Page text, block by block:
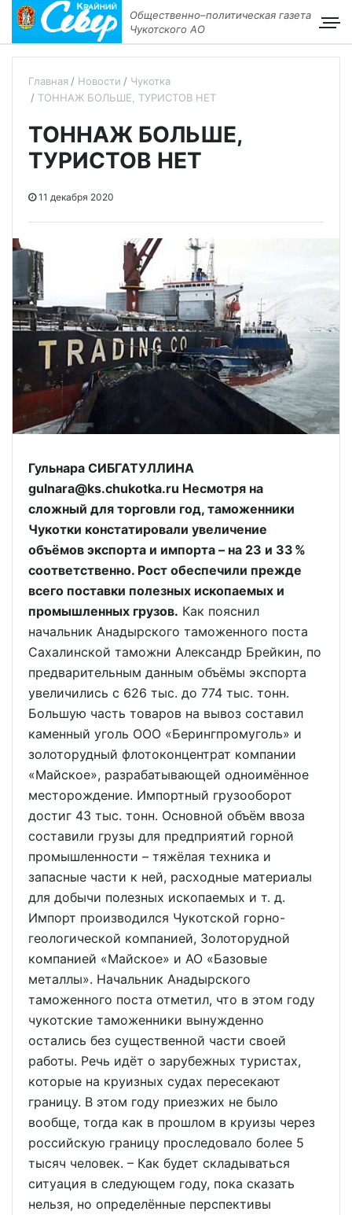
Общественно–политическая газета
Чукотского АО
Главная Новости
Чукотка
ТОННАЖ БОЛЬШЕ, ТУРИСТОВ НЕТ
ТОННАЖ БОЛЬШЕ,
ТУРИСТОВ НЕТ
11 декабря 2020
Гульнара СИБГАТУЛЛИНА
gulnara@ks.chukotka.ru Несмотря на
сложный для торговли год, таможенники
Чукотки констатировали увеличение
объёмов экспорта и импорта – на 23 и 33 %
соответственно. Рост обеспечили прежде
всего поставки полезных ископаемых и
промышленных грузов. Как пояснил
начальник Анадырского таможенного поста
Сахалинской таможни Александр Брейкин, по
предварительным данным объёмы экспорта
увеличились с 626 тыс. до 774 тыс. тонн.
Большую часть товаров на вывоз составил
каменный уголь ООО «Берингпромуголь» и
золоторудный флотоконцентрат компании
«Майское», разрабатывающей одноимённое
месторождение. Импортный грузооборот
достиг 43 тыс. тонн. Основной объём ввоза
составили грузы для предприятий горной
промышленности – тяжёлая техника и
запасные части к ней, расходные материалы
для добычи полезных ископаемых и т. д.
Импорт производился Чукотской горно-
геологической компанией, Золоторудной
компанией «Майское» и АО «Базовые
металлы». Начальник Анадырского
таможенного поста отметил, что в этом году
чукотские таможенники вынужденно
остались без существенной части своей
работы. Речь идёт о зарубежных туристах,
которые на круизных судах пересекают
границу. В этом году приезжих не было
вообще, тогда как в прошлом в круизы через
российскую границу проследовало более 5
тысяч человек. – Как будет складываться
ситуация в следующем году, пока сказать
нельзя, но определённые перспективы